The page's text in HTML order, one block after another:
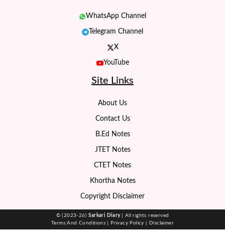
WhatsApp Channel
Telegram Channel
X
YouTube
Site Links
About Us
Contact Us
B.Ed Notes
JTET Notes
CTET Notes
Khortha Notes
Copyright Disclaimer
© (2023-26)Sarkari Diary
| All rights reserved
Terms And Conditions
Privacy Policy Disclaimer